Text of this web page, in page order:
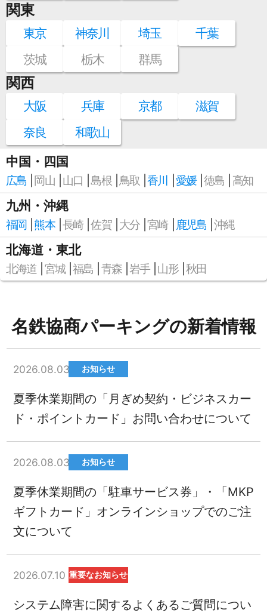
関東
東京 神奈川 埼玉
千葉
茨城
栃木 群馬
関西
大阪 兵庫 京都
滋賀
奈良
和歌山
中国・四国
広島 岡山 山口 島根 鳥取 香川 愛媛 徳島 高知
九州・沖縄
福岡 熊本 長崎 佐賀 大分 宮崎 鹿児島 沖縄
北海道・東北
北海道 宮城 福島 青森 岩手 山形 秋田
名鉄協商パーキングの新着情報
2026.08.03 お知らせ
夏季休業期間の「月ぎめ契約・ビジネスカー
ド・ポイントカード」お問い合わせについて
2026.08.03 お知らせ
夏季休業期間の「駐車サービス券」・「MKP
ギフトカード」オンラインショップでのご注
文について
2026.07.10 重要なお知らせ
システム障害に関するよくあるご質問につい